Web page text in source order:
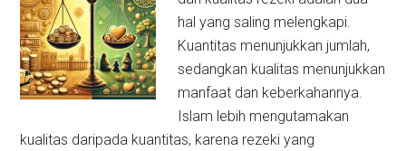
hal yang saling melengkapi.
Kuantitas menunjukkan jumlah,
sedangkan kualitas menunjukkan
manfaat dan keberkahannya.
Islam lebih mengutamakan
kualitas daripada kuantitas, karena rezeki yang